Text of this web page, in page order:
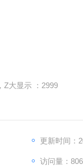
3位 ，Z大显示 ：2999
更新时间：
访问量：806